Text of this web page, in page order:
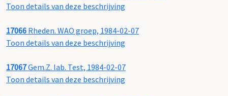
Toon details van deze beschrijving
17066 Rheden. WAO groep, 1984-02-07
Toon details van deze beschrijving
17067Gem.Z. lab. Test, 1984-02-07
Toon details van deze beschrijving